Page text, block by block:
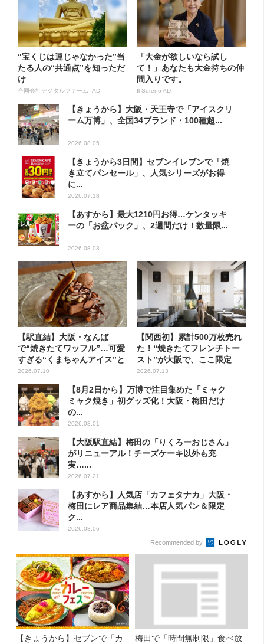
“宝くじは運じゃなかった”当
たる人の“共通点”を知っただ
け
合同会社デジタルファーム AD
「大金が欲しいなら試し
て！」あなたも大金持ちの仲
間入りです。
Il Sereno AD
【きょうから】大阪・天王寺で「アイスクリ
ーム万博」、全国34ブランド・100種超...
2026.08.05
【きょうから3日間】セブンイレブンで「焼
き立てパンセール」、人気シリーズがお得
に...
2026.07.18
【あすから】最大1210円お得…ケンタッキ
ーの「お盆パック」、2週間だけ！数量限...
2026.08.03
【駅直結】大阪・なんば
で“焼きたてワッフル”…可愛
すぎる“くまちゃんアイス”と
一...
2026.07.10
【関西初】累計500万枚売れ
た！“焼きたてフレンチトー
スト”が大阪で、ここ限定
の...
2026.07.13
【8月2日から】万博で注目集めた「ミャク
ミャク焼き」初グッズ化！大阪・梅田だけ
の...
2026.08.01
【大阪駅直結】梅田の「りくろーおじさん」
がリニューアル！チーズケーキ以外も充
実…...
2026.07.21
【あすから】人気店「カフェタナカ」大阪・
梅田にレア商品集結…本店人気パン＆限定
ク...
2026.08.06
Recommended by
【きょうから】セブンで「カ
梅田で「時間無制限」食べ放